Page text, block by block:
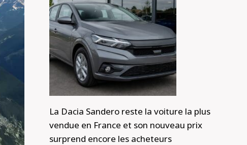
La Dacia Sandero reste la voiture la plus
vendue en France et son nouveau prix
surprend encore les acheteurs